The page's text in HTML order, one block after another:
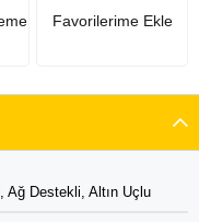
Favorilerime Ekle
Ağ Destekli, Altın Uçlu